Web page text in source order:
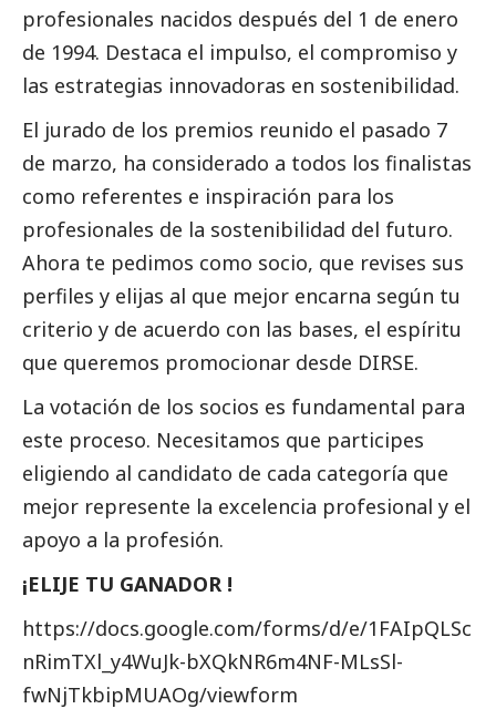
profesionales nacidos después del 1 de enero
de 1994. Destaca el impulso, el compromiso y
las estrategias innovadoras en sostenibilidad.
El jurado de los premios reunido el pasado 7
de marzo, ha considerado a todos los finalistas
como referentes e inspiración para los
profesionales de la sostenibilidad del futuro.
Ahora te pedimos como socio, que revises sus
perfiles y elijas al que mejor encarna según tu
criterio y de acuerdo con las bases, el espíritu
que queremos promocionar desde DIRSE.
La votación de los socios es fundamental para
este proceso. Necesitamos que participes
eligiendo al candidato de cada categoría que
mejor represente la excelencia profesional y el
apoyo a la profesión.
¡ELIJE TU GANADOR !
https://docs.google.com/forms/d/e/1FAIpQLSc
nRimTXl_y4WuJk-bXQkNR6m4NF-MLsSl-
fwNjTkbipMUAOg/viewform